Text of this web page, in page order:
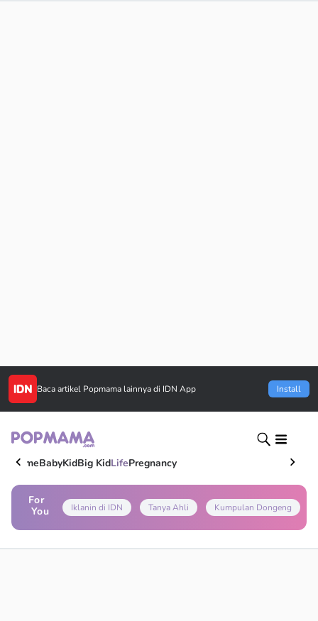
Baca artikel Popmama lainnya di IDN App Install
HomeBabyKidBig KidLifePregnancy
For
You
Iklanin di IDN Tanya Ahli Kumpulan Dongeng